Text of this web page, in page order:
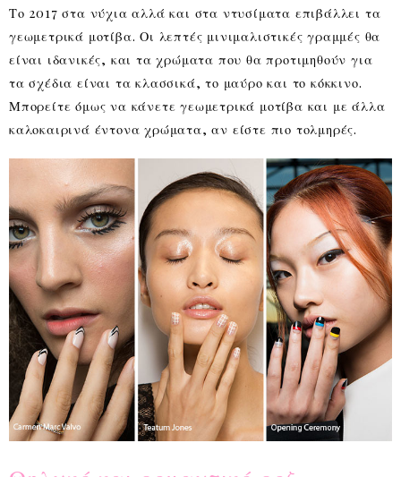
Το 2017 στα νύχια αλλά και στα ντυσίματα επιβάλλει τα
γεωμετρικά μοτίβα. Οι λεπτές μινιμαλιστικές γραμμές θα
είναι ιδανικές, και τα χρώματα που θα προτιμηθούν για
τα σχέδια είναι τα κλασσικά, το μαύρο και το κόκκινο.
Μπορείτε όμως να κάνετε γεωμετρικά μοτίβα και με άλλα
καλοκαιρινά έντονα χρώματα, αν είστε πιο τολμηρές.